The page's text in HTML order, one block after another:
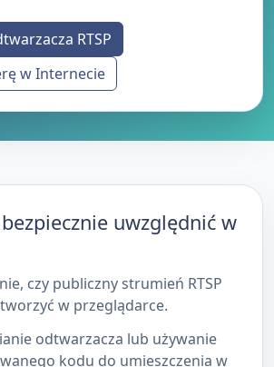
RTSP
w Internecie
uwzględnić w
czy publiczny strumień RTSP
w przeglądarce.
odtwarzacza lub używanie
kodu do umieszczenia w